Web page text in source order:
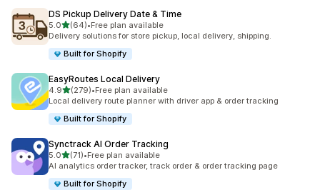
DS Pickup Delivery Date & Time
5.05つ星中
(64)
合計レビュー数：64件
•Free plan available
Delivery solutions for store pickup, local delivery, shipping.
Built for Shopify
EasyRoutes Local Delivery
4.95つ星中
(279)
合計レビュー数：279件
•Free plan available
Local delivery route planner with driver app & order tracking
Built for Shopify
Synctrack AI Order Tracking
5.05つ星中
(71)
合計レビュー数：71件
•Free plan available
AI analytics order tracker, track order & order tracking page
Built for Shopify